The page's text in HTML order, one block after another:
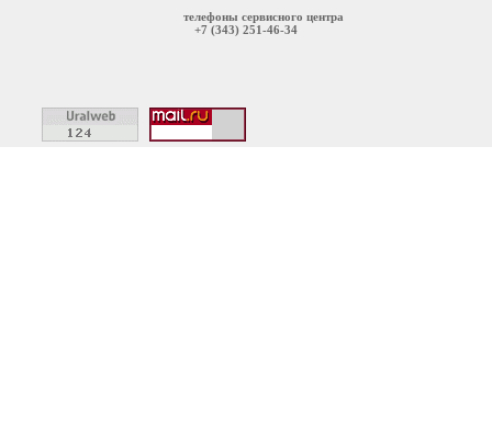
телефоны сервисного центра
+7 (343) 251-46-34